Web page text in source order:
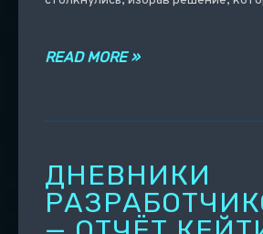
READ MORE »
ДНЕВНИКИ